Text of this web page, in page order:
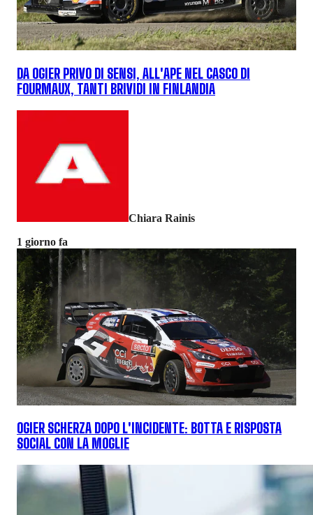
DA OGIER PRIVO DI SENSI, ALL'APE NEL CASCO DI
FOURMAUX, TANTI BRIVIDI IN FINLANDIA
Chiara Rainis
1 giorno fa
OGIER SCHERZA DOPO L'INCIDENTE: BOTTA E RISPOSTA
SOCIAL CON LA MOGLIE